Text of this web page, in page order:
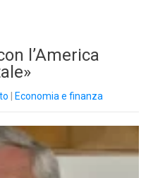
l’America
Economia e finanza